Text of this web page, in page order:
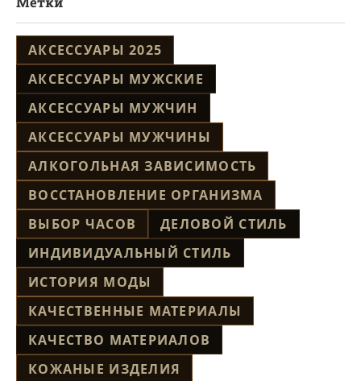
АКСЕССУАРЫ 2025
АКСЕССУАРЫ МУЖСКИЕ
АКСЕССУАРЫ МУЖЧИН
АКСЕССУАРЫ МУЖЧИНЫ
АЛКОГОЛЬНАЯ ЗАВИСИМОСТЬ
ВОССТАНОВЛЕНИЕ ОРГАНИЗМА
ВЫБОР ЧАСОВ
ДЕЛОВОЙ СТИЛЬ
ИНДИВИДУАЛЬНЫЙ СТИЛЬ
ИСТОРИЯ МОДЫ
КАЧЕСТВЕННЫЕ МАТЕРИАЛЫ
КАЧЕСТВО МАТЕРИАЛОВ
КОЖАНЫЕ ИЗДЕЛИЯ